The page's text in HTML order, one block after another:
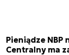
Pieniądze NBP
Centralny ma